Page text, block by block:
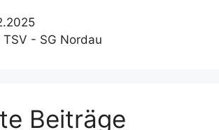
- SG Nordau
Beiträge